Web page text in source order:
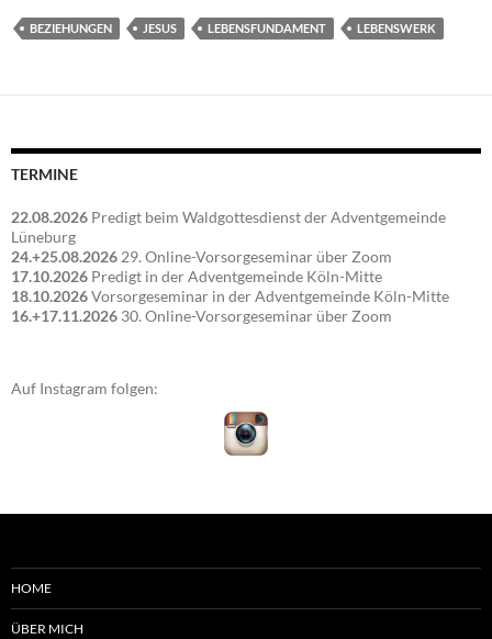
BEZIEHUNGEN JESUS LEBENSFUNDAMENT LEBENSWERK
TERMINE
22.08.2026 Predigt beim Waldgottesdienst der Adventgemeinde
Lüneburg
24.+25.08.202629. Online-Vorsorgeseminar über Zoom
17.10.2026 Predigt in der Adventgemeinde Köln-Mitte
18.10.2026Vorsorgeseminar in der Adventgemeinde Köln-Mitte
16.+17.11.2026 30. Online-Vorsorgeseminar über Zoom
Auf Instagram folgen:
HOME
ÜBER MICH